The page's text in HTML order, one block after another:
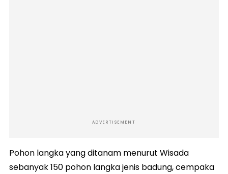
ADVERTISEMENT
Pohon langka yang ditanam menurut Wisada
sebanyak 150 pohon langka jenis badung, cempaka